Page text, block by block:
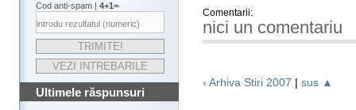
Cod anti-spam | 4+1=
Ultimele răspunsuri
Comentarii:
nici un comentariu
‹ Arhiva Stiri 2007 | sus ▲